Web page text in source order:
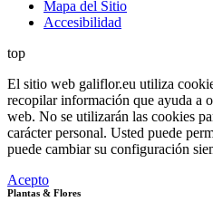
Mapa del Sitio
Accesibilidad
top
El sitio web galiflor.eu utiliza
recopilar información que ayuda a
web. No se utilizarán las cookies
carácter personal. Usted puede
puede cambiar su configuración
Acepto
Plantas & Flores